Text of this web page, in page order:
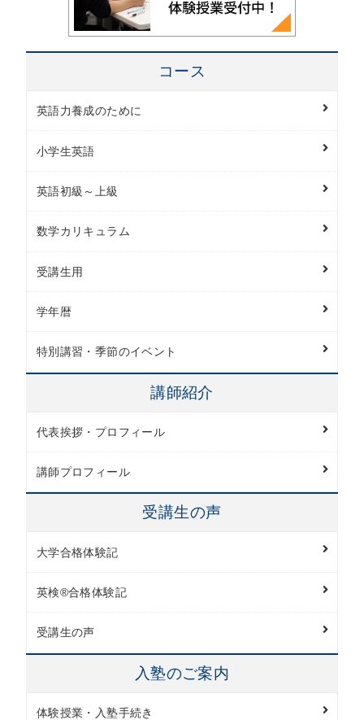
コース
英語力養成のために
小学生英語
英語初級～上級
数学カリキュラム
受講生用
学年暦
特別講習・季節のイベント
講師紹介
代表挨拶・プロフィール
講師プロフィール
受講生の声
大学合格体験記
英検®︎合格体験記
受講生の声
入塾のご案内
体験授業・入塾手続き